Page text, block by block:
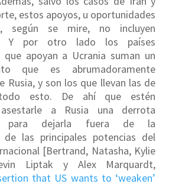
estos apoyos, u oportunidades
según se mire, no incluyen
Y por otro lado los países
que apoyan a Ucrania suman un
que es abrumadoramente
Rusia, y son los que llevan las de
esto. De ahí que estén
a Rusia una derrota
para dejarla fuera de la
de las principales potencias del
[Bertrand, Natasha, Kylie
Liptak y Alex Marquardt,
that US wants to ‘weaken’